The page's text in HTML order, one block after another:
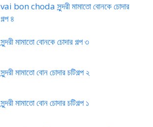
vai bon choda সুন্দরী মামাতো বোনকে চোদার
গল্প ৪
সুন্দরী মামাতো বোনকে চোদার গল্প ৩
সুন্দরী মামাতো বোন চোদার চটিগল্প ২
সুন্দরী মামাতো বোন চোদার চটিগল্প ১